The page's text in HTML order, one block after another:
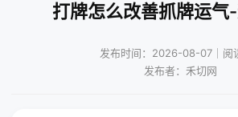
打牌怎么改善抓牌运气
发布时间：2026-08-07｜阅
发布者：禾切网